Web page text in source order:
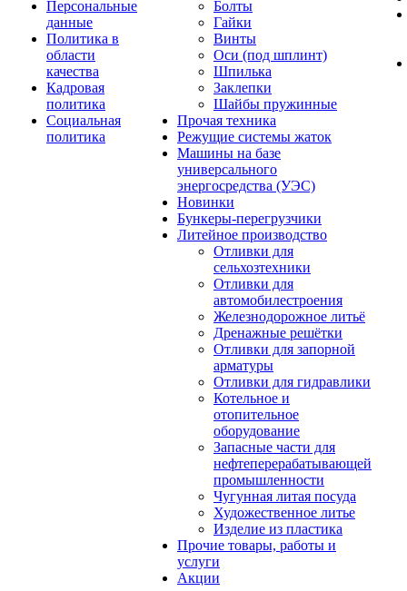
Персональные
данные
Политика в
области
качества
Кадровая
политика
Социальная
политика
Болты
Гайки
Винты
Оси (под шплинт)
Шпилька
Заклепки
Шайбы пружинные
Прочая техника
Режущие системы жаток
Машины на базе
универсального
энергосредства (УЭС)
Новинки
Бункеры-перегрузчики
Литейное производство
Отливки для
сельхозтехники
Отливки для
автомобилестроения
Железнодорожное литьё
Дренажные решётки
Отливки для запорной
арматуры
Отливки для гидравлики
Котельное и
отопительное
оборудование
Запасные части для
нефтеперерабатывающей
промышленности
Чугунная литая посуда
Художественное литье
Изделие из пластика
Прочие товары, работы и
услуги
Акции